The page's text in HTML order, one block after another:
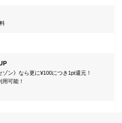
ン》なら更に¥100につき1pt還元！
可能！